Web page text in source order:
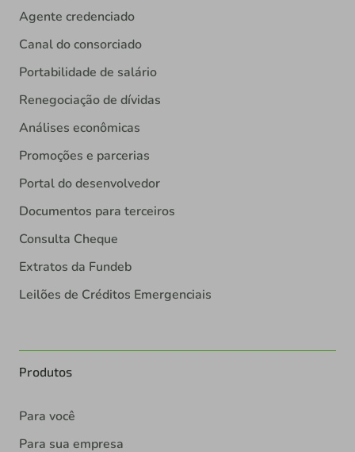
Agente credenciado
Canal do consorciado
Portabilidade de salário
Renegociação de dívidas
Análises econômicas
Promoções e parcerias
Portal do desenvolvedor
Documentos para terceiros
Consulta Cheque
Extratos da Fundeb
Leilões de Créditos Emergenciais
Produtos
Para você
Para sua empresa